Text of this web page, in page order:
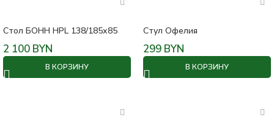
Стол БОНН HPL 138/185х85
2 100 BYN
В КОРЗИНУ
Стул Офелия
299 BYN
В КОРЗИНУ